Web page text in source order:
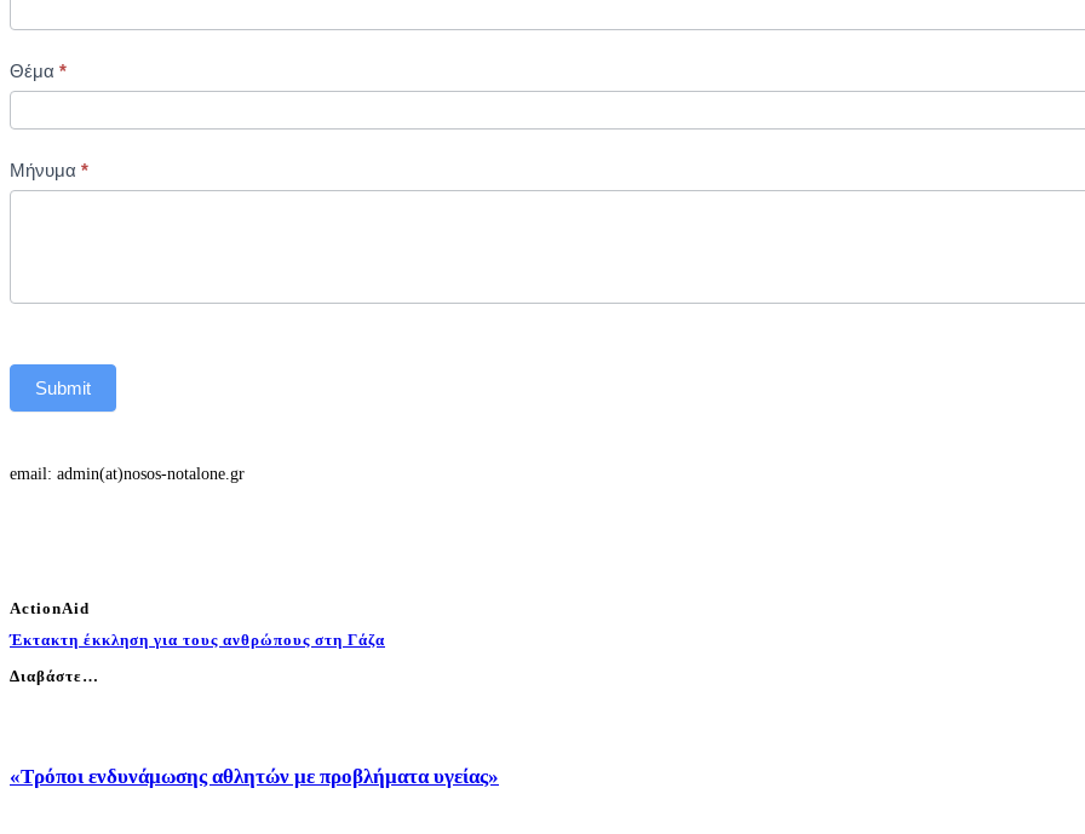
Θέμα *
Μήνυμα *
Submit
email: admin(at)nosos-notalone.gr
ActionAid
Έκτακτη έκκληση για τους ανθρώπους στη Γάζα
Διαβάστε…
«Τρόποι ενδυνάμωσης αθλητών με προβλήματα υγείας»